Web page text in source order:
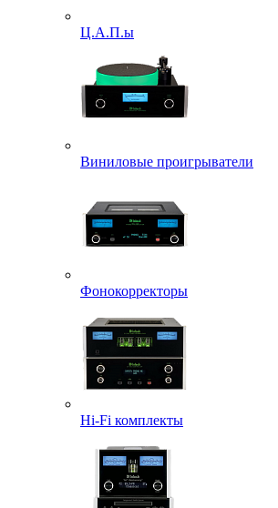
Ц.А.П.ы
Виниловые проигрыватели
Фонокорректоры
Hi-Fi комплекты